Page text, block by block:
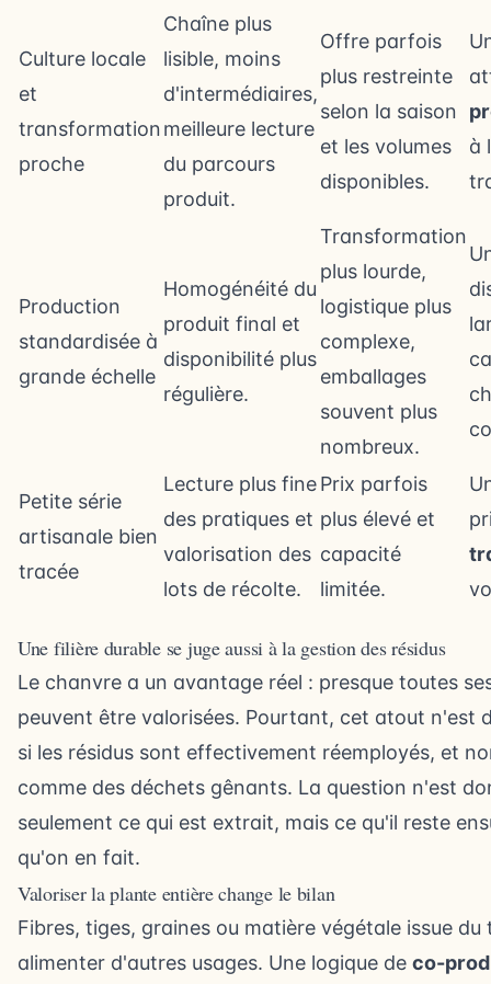
Culture locale
et
transformation
proche
Chaîne plus
lisible, moins
d'intermédiaires,
meilleure lecture
du parcours
produit.
Offre parfois
plus restreinte
selon la saison
et les volumes
disponibles.
à
Production
standardisée à
grande échelle
Homogénéité du
produit final et
disponibilité plus
régulière.
Transformation
plus lourde,
logistique plus
complexe,
emballages
souvent plus
nombreux.
Petite série
artisanale bien
tracée
Lecture plus fine
des pratiques et
valorisation des
lots de récolte.
Prix parfois
plus élevé et
capacité
limitée.
Une filière durable se juge aussi à la gestion des résidus
Le chanvre a un avantage réel : presque toutes
peuvent être valorisées. Pourtant, cet atout n'est
si les résidus sont effectivement réemployés, et
comme des déchets gênants. La question n'est
seulement ce qui est extrait, mais ce qu'il reste
qu'on en fait.
Valoriser la plante entière change le bilan
Fibres, tiges, graines ou matière végétale issue du
alimenter d'autres usages. Une logique de co-